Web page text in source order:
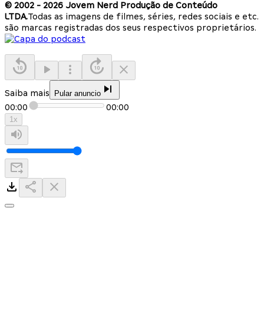
© 2002 - 2026 Jovem Nerd Produção de Conteúdo
LTDA.Todas as imagens de filmes, séries, redes sociais e etc.
são marcas registradas dos seus respectivos proprietários.
Saiba mais Pular anuncio
00:00 00:00
1x